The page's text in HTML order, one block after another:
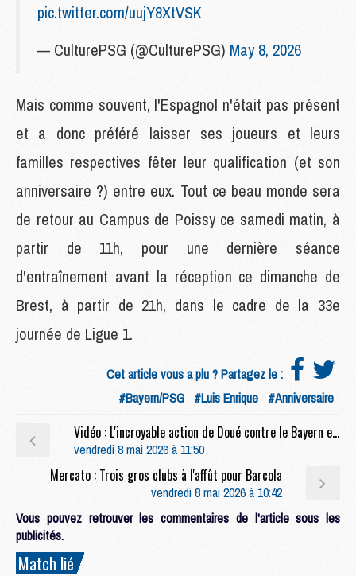
pic.twitter.com/uujY8XtVSK
— CulturePSG (@CulturePSG) May 8, 2026
Mais comme souvent, l'Espagnol n'était pas présent
et a donc préféré laisser ses joueurs et leurs
familles respectives fêter leur qualification (et son
anniversaire ?) entre eux. Tout ce beau monde sera
de retour au Campus de Poissy ce samedi matin, à
partir de 11h, pour une dernière séance
d'entraînement avant la réception ce dimanche de
Brest, à partir de 21h, dans le cadre de la 33e
journée de Ligue 1.
Cet article vous a plu ? Partagez le :
#Bayern/PSG #Luis Enrique #Anniversaire
Vidéo : L'incroyable action de Doué contre le Bayern en gros plan
vendredi 8 mai 2026 à 11:50
Mercato : Trois gros clubs à l'affût pour Barcola
vendredi 8 mai 2026 à 10:42
Vous pouvez retrouver les commentaires de l'article sous les
publicités.
Match lié